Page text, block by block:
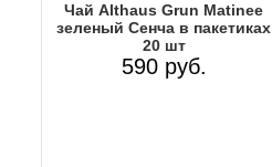
Чай Althaus Grun Matinee
зеленый Сенча в пакетиках
20 шт
590 руб.